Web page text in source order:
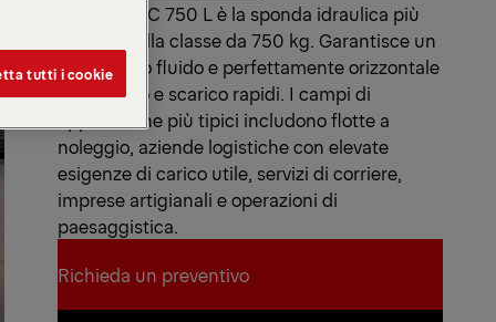
La MBB PTC 750 L è la sponda idraulica più
leggera nella classe da 750 kg. Garantisce un
movimento fluido e perfettamente orizzontale
e un carico e scarico rapidi. I campi di
applicazione più tipici includono flotte a
noleggio, aziende logistiche con elevate
esigenze di carico utile, servizi di corriere,
imprese artigianali e operazioni di
paesaggistica.
Richieda un preventivo
tutti i cookie